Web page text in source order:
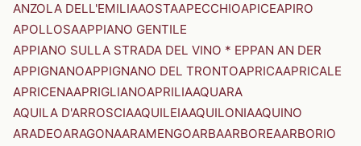
ANZOLA DELL'EMILIAAOSTAAPECCHIOAPICEAPIRO
APOLLOSAAPPIANO GENTILE
APPIANO SULLA STRADA DEL VINO * EPPAN AN DER
APPIGNANOAPPIGNANO DEL TRONTOAPRICAAPRICALE
APRICENAAPRIGLIANOAPRILIAAQUARA
AQUILA D'ARROSCIAAQUILEIAAQUILONIAAQUINO
ARADEOARAGONAARAMENGOARBAARBOREAARBORIO